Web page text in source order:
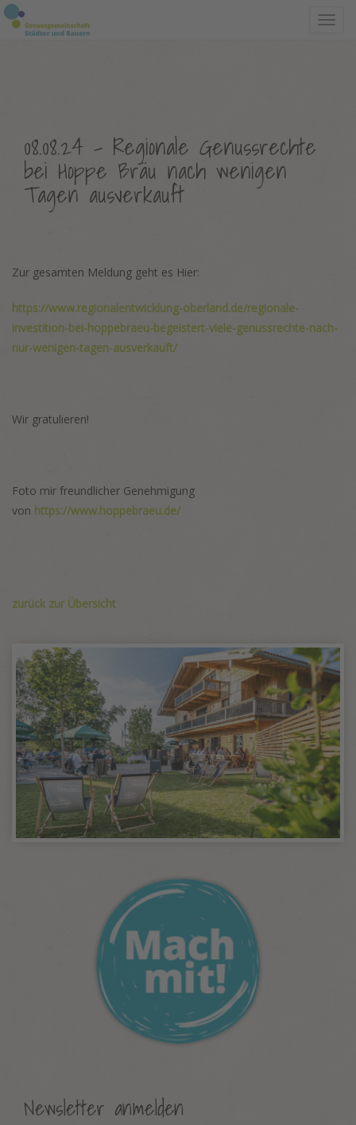
08.08.24 - Regionale Genussrechte
bei Hoppe Bräu nach wenigen
Tagen ausverkauft
Zur gesamten Meldung geht es Hier:
https://www.regionalentwicklung-oberland.de/regionale-
investition-bei-hoppebraeu-begeistert-viele-genussrechte-nach-
nur-wenigen-tagen-ausverkauft/
Wir gratulieren!
Foto mir freundlicher Genehmigung
von https://www.hoppebraeu.de/
zurück zur Übersicht
Newsletter anmelden